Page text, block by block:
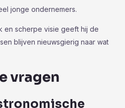
jonge ondernemers.
en scherpe visie geeft hij de
blijven nieuwsgierig naar wat
vragen